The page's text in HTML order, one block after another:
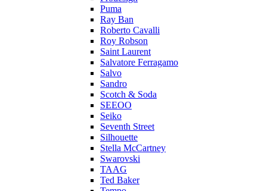
Puma
Ray Ban
Roberto Cavalli
Roy Robson
Saint Laurent
Salvatore Ferragamo
Salvo
Sandro
Scotch & Soda
SEEOO
Seiko
Seventh Street
Silhouette
Stella McCartney
Swarovski
TAAG
Ted Baker